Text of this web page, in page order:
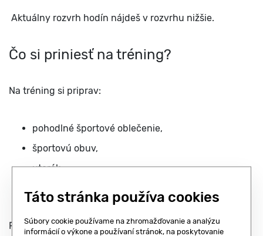
Aktuálny rozvrh hodín nájdeš v rozvrhu nižšie.
Čo si priniesť na tréning?
Na tréning si priprav:
pohodlné športové oblečenie,
športovú obuv,
uterák,
fľašu vody.
Priprav sa na tréning, ktorý posilní tvoje telo a pomôže
Táto stránka používa cookies
Súbory cookie používame na zhromažďovanie a analýzu
informácií o výkone a používaní stránok, na poskytovanie